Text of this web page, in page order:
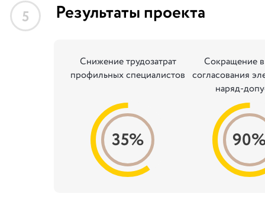
5 Результаты проекта
Снижение трудозатрат
профильных специалистов
35%
Сокращение
согласования
наряд-